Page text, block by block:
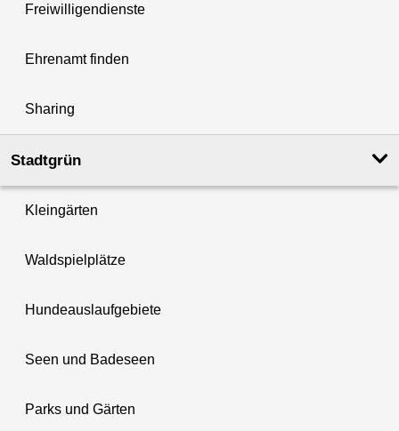
Freiwilligendienste
Ehrenamt finden
Sharing
Stadtgrün
Kleingärten
Waldspielplätze
Hundeauslaufgebiete
Seen und Badeseen
Parks und Gärten